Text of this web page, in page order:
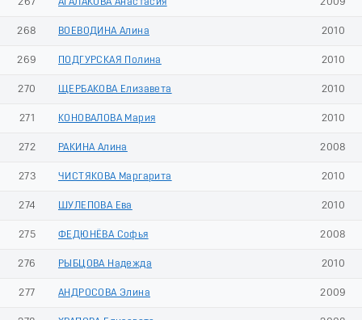
268 ВОЕВОДИНА Алина 2010
269 ПОДГУРСКАЯ Полина 2010
270 ЩЕРБАКОВА Елизавета 2010
271 КОНОВАЛОВА Мария 2010
272 РАКИНА Алина 2008
273 ЧИСТЯКОВА Маргарита 2010
274 ШУЛЕПОВА Ева 2010
275 ФЕДЮНЁВА Софья 2008
276 РЫБЦОВА Надежда 2010
277 АНДРОСОВА Элина 2009